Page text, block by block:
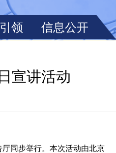
宣讲活动
同步举行。本次活动由北京